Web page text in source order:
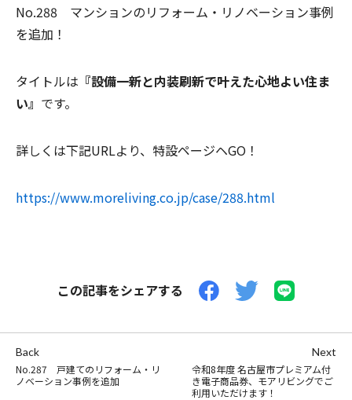
No.288 マンションのリフォーム・リノベーション事例
を追加！
タイトルは 『設備一新と内装刷新で叶えた心地よい住ま
い』 です。
詳しくは下記URLより、特設ページヘGO！
https://www.moreliving.co.jp/case/288.html
この記事をシェアする
Back
No.287 戸建てのリフォーム・リ
ノベーション事例を追加
Next
令和8年度 名古屋市プレミアム付
き電子商品券、モアリビングでご
利用いただけます！